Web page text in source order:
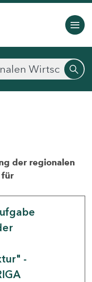
der regionalen
für
-